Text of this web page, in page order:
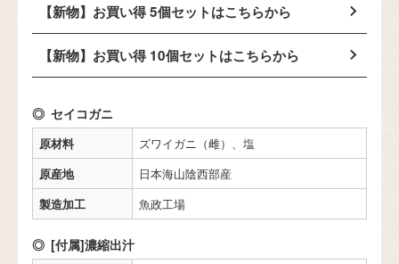
【新物】お買い得 5個セットはこちらから
【新物】お買い得 10個セットはこちらから
セイコガニ
原材料
ズワイガニ（雌）、塩
原産地
日本海山陰西部産
製造加工
魚政工場
[付属]濃縮出汁